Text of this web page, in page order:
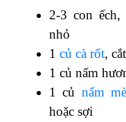
2-3 con ếch,
nhỏ
1 củ cà rốt,
1 củ nấm
1 củ nấm
hoặc sợi